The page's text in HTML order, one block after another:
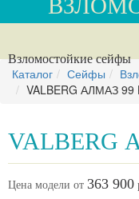
Взломостойкие сейфы
Каталог Сейфы
VALBERG АЛМАЗ 99
VALBERG
Цена модели от 363 900